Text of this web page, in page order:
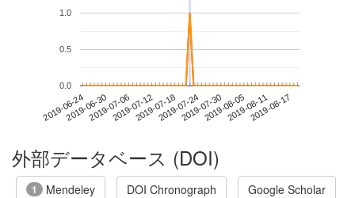
2019-06-242019-06-302019-07-062019-07-122019-07-182019-07-242019-07-302019-08-052019-08-112019-08-17
0.0
0.5
1.0
外部データベース (DOI)
1 Mendeley DOI Chronograph Google Scholar